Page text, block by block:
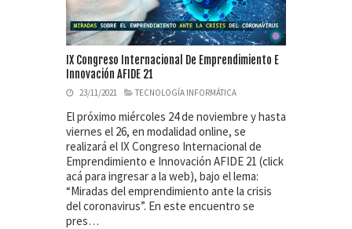
IX Congreso Internacional De Emprendimiento E
Innovación AFIDE 21
23/11/2021 TECNOLOGÍA INFORMÁTICA
El próximo miércoles 24 de noviembre y hasta
viernes el 26, en modalidad online, se
realizará el IX Congreso Internacional de
Emprendimiento e Innovación AFIDE 21 (click
acá para ingresar a la web), bajo el lema:
“Miradas del emprendimiento ante la crisis
del coronavirus”. En este encuentro se
pres…